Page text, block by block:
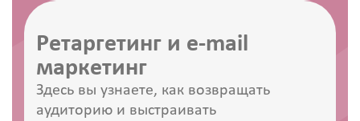
Ретаргетинг и e-mail
маркетинг
Здесь вы узнаете, как возвращать
аудиторию и выстраивать